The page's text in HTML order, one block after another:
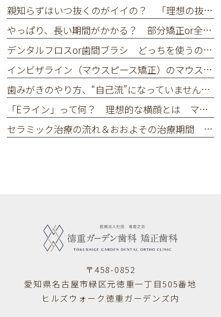
親知らずはいつ抜くのがイイの？ 「理想の抜歯のタイミング」は？ 親知らずの抜歯で知っておきたい注意点
やっぱり、長い期間がかかる？ 部分矯正or全体矯正 マウスピース矯正でかかる期間の目安
デンタルフロスor歯間ブラシ どっちを使うのが効果的？ 違い・歯間清掃の頻度を解説
インビザライン（マウスピース矯正）のマウスピース、装着時間を守れないとどうなる？ 20時間未満の装着による矯正への影響・対処方法
歯みがきのやり方、“自己流”になっていませんか？ 正しい歯みがきの仕方とよくある間違いをご紹介
「Eライン」って何？ 理想的な横顔とは マウスピース矯正で口ゴボを改善してEラインに近づけられるの？
セラミック治療の流れ＆おおよその治療期間 初診～本歯が入るまでのステップを詳しく解説！
〒458-0852
愛知県名古屋市緑区元徳重一丁目505番地
ヒルズウォーク徳重ガーデンズ内